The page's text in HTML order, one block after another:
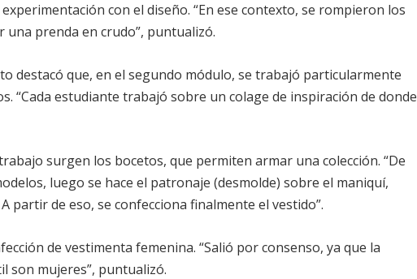
con el diseño. “En ese contexto, se rompieron los
prenda en crudo”, puntualizó.
destacó que, en el segundo módulo, se trabajó particularmente
“Cada estudiante trabajó sobre un colage de inspiración de donde
surgen los bocetos, que permiten armar una colección. “De
luego se hace el patronaje (desmolde) sobre el maniquí,
partir de eso, se confecciona finalmente el vestido”.
de vestimenta femenina. “Salió por consenso, ya que la
son mujeres”, puntualizó.